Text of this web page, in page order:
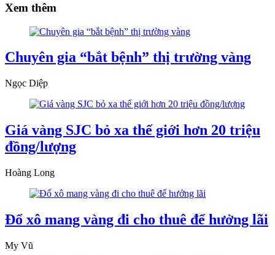
Xem thêm
Chuyên gia “bắt bệnh” thị trường vàng
Ngọc Diệp
Giá vàng SJC bỏ xa thế giới hơn 20 triệu
đồng/lượng
Hoàng Long
Đổ xô mang vàng đi cho thuê để hưởng lãi
My Vũ